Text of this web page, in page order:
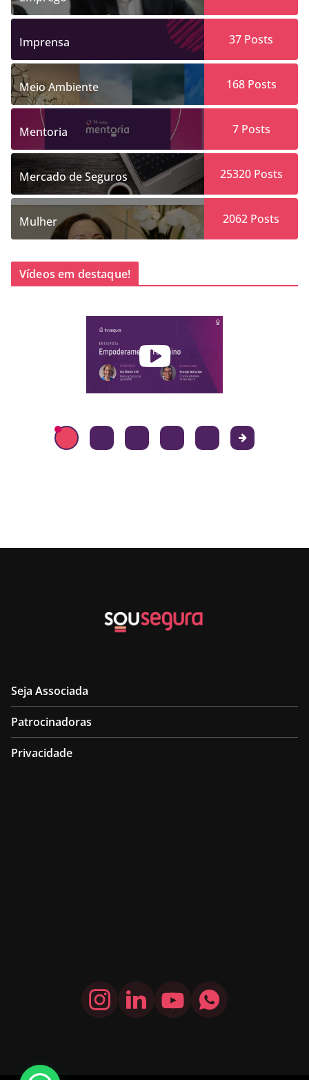
Imprensa 37 Posts
Meio Ambiente 168Posts
Mentoria 7Posts
Mercado de Seguros 25320Posts
Mulher 2062 Posts
Vídeos em destaque!
Seja Associada
Patrocinadoras
Privacidade